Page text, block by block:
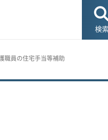
検索
職員の住宅手当等補助